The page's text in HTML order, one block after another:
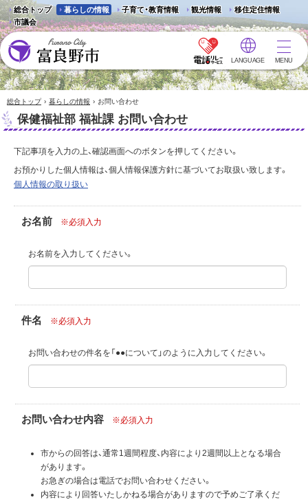
総合トップ 暮らしの情報 子育て・教育情報 観光情報
移住定住情報
市議会
富良野市 - Frano City
LANGUAGE MENU
総合トップ › 暮らしの情報 › お問い合わせ
保健福祉部 福祉課 お問い合わせ
下記事項を入力の上、確認画面へのボタンを押してください。
お預かりした個人情報は、個人情報保護方針に基づいてお取扱い致します。
個人情報の取り扱い
お名前 ※必須入力
お名前を入力してください。
件名 ※必須入力
お問い合わせの件名を「●●について」のように入力してください。
お問い合わせ内容 ※必須入力
市からの回答は、通常1週間程度、内容により2週間以上となる場合
があります。
お急ぎの場合は電話でお問い合わせください。
内容により回答いたしかねる場合がありますので予めご了承くだ